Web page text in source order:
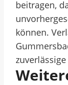
beitragen,
können.